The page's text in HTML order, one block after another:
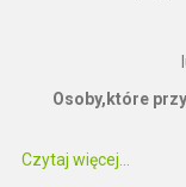
Osoby,które
Czytaj więcej...